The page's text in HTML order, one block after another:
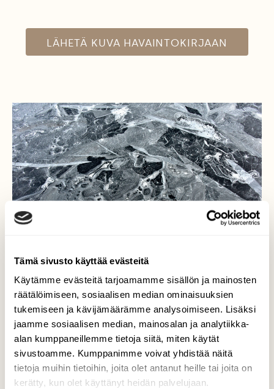
Tämä sivusto käyttää evästeitä
Käytämme evästeitä tarjoamamme sisällön ja mainosten
räätälöimiseen, sosiaalisen median ominaisuuksien
tukemiseen ja kävijämäärämme analysoimiseen. Lisäksi
jaamme sosiaalisen median, mainosalan ja analytiikka-
alan kumppaneillemme tietoja siitä, miten käytät
sivustoamme. Kumppanimme voivat yhdistää näitä
tietoja muihin tietoihin, joita olet antanut heille tai joita on
kerätty, kun olet käyttänyt heidän palvelujaan.
LÄHETÄ KUVA HAVAINTOKIRJAAN
Uskomattomia muotoja
Pakkasella on hyvät taidot piirustukseen.
Valokuvaaja: Reijo Juurinen, Nuuksion